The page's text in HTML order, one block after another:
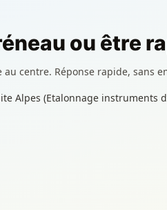
ou être
centre. Réponse rapide, sans
Alpes (Etalonnage instruments